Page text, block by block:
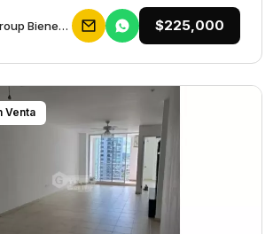
Galceb Group Bienes Raices $225,000
Venta